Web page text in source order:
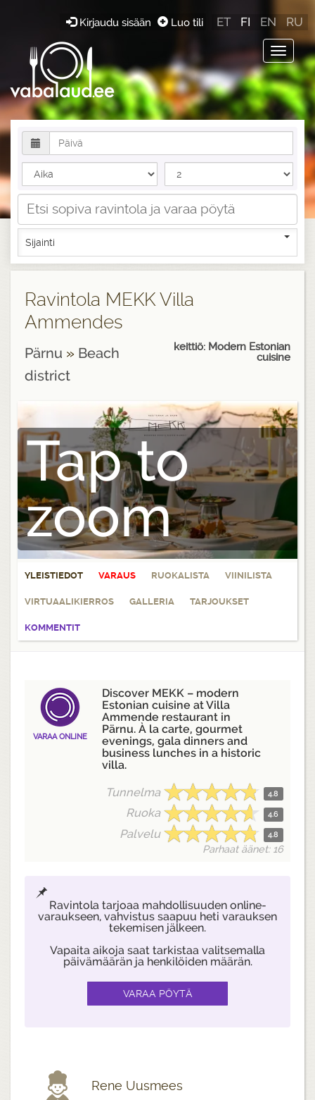
Toggle
Kirjaudu sisään Luo tili ET FI EN RU
Sijainti
Ravintola MEKK Villa
Ammendes
Pärnu » Beach
district
keittiö: Modern Estonian
cuisine
Tap to
zoom
YLEISTIEDOT VARAUS RUOKALISTA VIINILISTA
VIRTUAALIKIERROS GALLERIA TARJOUKSET
KOMMENTIT
VARAA ONLINE
Discover MEKK – modern
Estonian cuisine at Villa
Ammende restaurant in
Pärnu. À la carte, gourmet
evenings, gala dinners and
business lunches in a historic
villa.
Tunnelma 4.8
Ruoka 4.6
Palvelu 4.8
Parhaat äänet: 16
Ravintola tarjoaa mahdollisuuden online-
varaukseen, vahvistus saapuu heti varauksen
tekemisen jälkeen.
Vapaita aikoja saat tarkistaa valitsemalla
päivämäärän ja henkilöiden määrän.
Rene Uusmees